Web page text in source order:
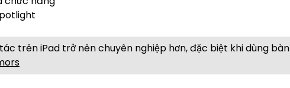
trên iPad trở nên chuyên nghiệp hơn, đặc biệt khi dùng bàn